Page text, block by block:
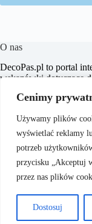
Cenimy
Używamy plików
wyświetlać reklamy
potrzeb
przycisku „Akceptuj
przez nas plików
Dostosuj
O nas
​DecoPas.pl to portal
wskazówki dotyczące
czytelnikom w
Copyright © 2026 - ​